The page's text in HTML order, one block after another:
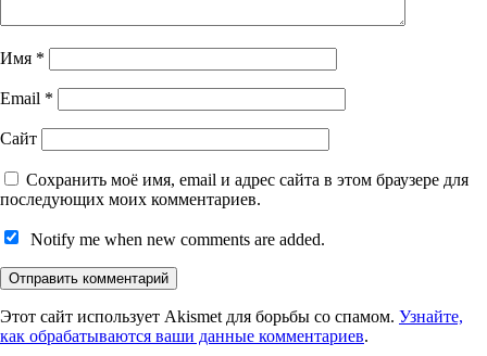
Имя *
Email *
Сайт
Сохранить моё имя, email и адрес сайта в этом браузере для
последующих моих комментариев.
Notify me when new comments are added.
Этот сайт использует Akismet для борьбы со спамом. Узнайте,
как обрабатываются ваши данные комментариев.